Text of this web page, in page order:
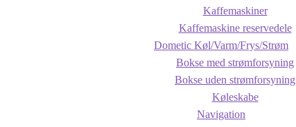
Kaffemaskiner
Kaffemaskine reservedele
Dometic Køl/Varm/Frys/Strøm
Bokse med strømforsyning
Bokse uden strømforsyning
Køleskabe
Navigation